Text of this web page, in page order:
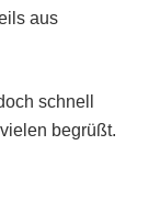
aus
schnell
begrüßt.